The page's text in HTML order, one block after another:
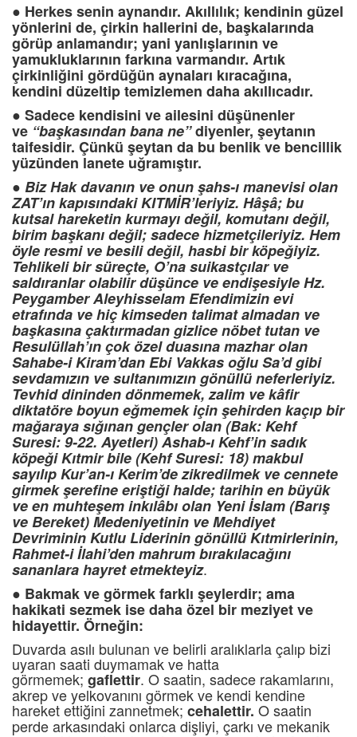
● Herkes senin aynandır. Akıllılık; kendinin güzel
yönlerini de, çirkin hallerini de, başkalarında
görüp anlamandır; yani yanlışlarının ve
yamukluklarının farkına varmandır. Artık
çirkinliğini gördüğün aynaları kıracağına,
kendini düzeltip temizlemen daha akıllıcadır.
● Sadece kendisini ve ailesini düşünenler
ve “başkasından bana ne”diyenler, şeytanın
taifesidir. Çünkü şeytan da bu benlik ve bencillik
yüzünden lanete uğramıştır.
● Biz Hak davanın ve onun şahs-ı manevisi olan
ZAT’ın kapısındaki KITMİR’leriyiz. Hâşâ; bu
kutsal hareketin kurmayı değil, komutanı değil,
birim başkanı değil; sadece hizmetçileriyiz. Hem
öyle resmi ve besili değil, hasbi bir köpeğiyiz.
Tehlikeli bir süreçte, O’na suikastçılar ve
saldıranlar olabilir düşünce ve endişesiyle Hz.
Peygamber Aleyhisselam Efendimizin evi
etrafında ve hiç kimseden talimat almadan ve
başkasına çaktırmadan gizlice nöbet tutan ve
Resulüllah’ın çok özel duasına mazhar olan
Sahabe-i Kiram’dan Ebi Vakkas oğlu Sa’d gibi
sevdamızın ve sultanımızın gönüllü neferleriyiz.
Tevhid dininden dönmemek, zalim ve kâfir
diktatöre boyun eğmemek için şehirden kaçıp bir
mağaraya sığınan gençler olan (Bak: Kehf
Suresi: 9-22. Ayetleri) Ashab-ı Kehf’in sadık
köpeği Kıtmir bile (Kehf Suresi: 18) makbul
sayılıp Kur’an-ı Kerim’de zikredilmek ve cennete
girmek şerefine eriştiği halde; tarihin en büyük
ve en muhteşem inkılâbı olan Yeni İslam (Barış
ve Bereket) Medeniyetinin ve Mehdiyet
Devriminin Kutlu Liderinin gönüllü Kıtmirlerinin,
Rahmet-i İlahi’den mahrum bırakılacağını
sananlara hayret etmekteyiz.
● Bakmak ve görmek farklı şeylerdir; ama
hakikati sezmek ise daha özel bir meziyet ve
hidayettir. Örneğin:
Duvarda asılı bulunan ve belirli aralıklarla çalıp bizi
uyaran saati duymamak ve hatta
görmemek; gaflettir. O saatin, sadece rakamlarını,
akrep ve yelkovanını görmek ve kendi kendine
hareket ettiğini zannetmek; cehalettir. O saatin
perde arkasındaki onlarca dişliyi, çarkı ve mekanik